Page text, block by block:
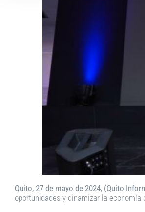
Quito, 27 de mayo de 2024, (Quito
oportunidades y dinamizar la